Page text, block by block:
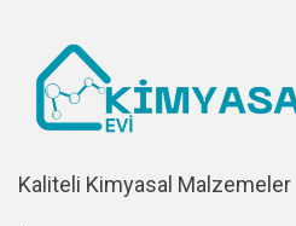
Kaliteli Kimyasal Malzemeler